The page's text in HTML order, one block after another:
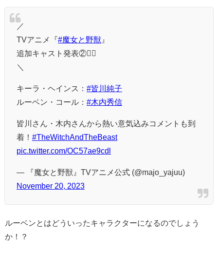
／
TVアニメ『#魔女と野獣 』
追加キャスト発表②🧙‍♀️
＼
キーラ・ヘインス： #皆川純子
ルーベン・コール： #木内秀信
皆川さん・木内さんから熱い意気込みコメントも到
着！ #TheWitchAndTheBeast
pic.twitter.com/OC57ae9cdl
— 『魔女と野獣』TVアニメ公式 (@majo_yajuu)
November 20, 2023
ルーベンとはどういったキャラクターになるのでしょう
か！？